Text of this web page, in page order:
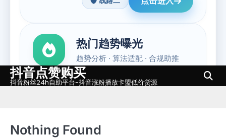
Skip抖音点赞购买
抖音粉丝24h自助平台-抖音涨粉播放卡盟低价货源
Nothing Found